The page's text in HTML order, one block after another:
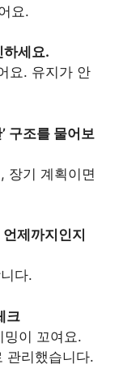
요.
하세요.
요. 유지가 안
구조를 물어보
장기 계획이면
제까지인지
다.
크
밍이 꼬여요.
관리했습니다.